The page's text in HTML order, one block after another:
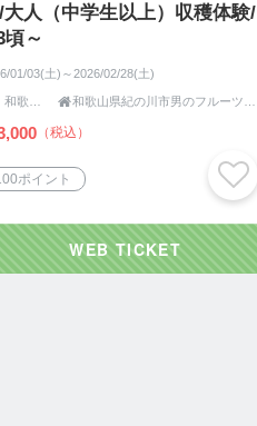
大人（中学生以上）収穫体験/
頃～
01/03(土)～2026/02/28(土)

（税込）
ポイント